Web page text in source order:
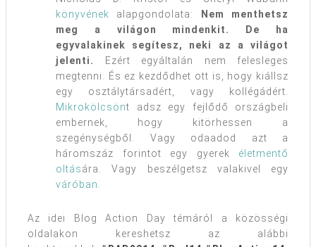
könyvének alapgondolata:
Nem menthetsz
meg a világon mindenkit. De ha
egyvalakinek segítesz, neki az a világot
jelenti.
Ezért egyáltalán nem felesleges
megtenni. És ez kezdődhet ott is, hogy kiállsz
egy osztálytársadért, vagy kollégádért.
Mikrokölcsönt adsz egy fejlődő országbeli
embernek, hogy kitörhessen a
szegénységből. Vagy odaadod azt a
háromszáz forintot egy gyerek életmentő
oltására. Vagy beszélgetsz valakivel egy
váróban.
Az idei Blog Action Day témáról a közösségi
oldalakon kereshetsz az alábbi